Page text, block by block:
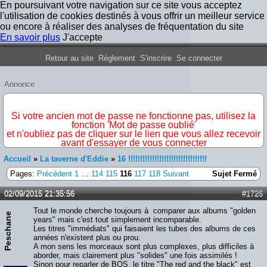
En poursuivant votre navigation sur ce site vous acceptez
l'utilisation de cookies destinés à vous offrir un meilleur service
ou encore à réaliser des analyses de fréquentation du site
En savoir plus J'accepte
Forum Iron Maiden France
Retour au site Règlement S'inscrire Se connecter
Annonce
Si votre ancien mot de passe ne fonctionne pas, utilisez la
fonction 'Mot de passe oublié'
et n'oubliez pas de cliquer sur le lien que vous allez recevoir
avant d'essayer de vous connecter
Accueil » La taverne d'Eddie » 16 !!!!!!!!!!!!!!!!!!!!!!!!!!!!!!!!!
Pages: Précédent 1 … 114 115 116 117 118 Suivant Sujet Fermé
#1726
02/09/2015 21:35:56
Peschane
Tout le monde cherche toujours à comparer aux albums "golden
years" mais c'est tout simplement incomparable.
Les titres "immédiats" qui faisaient les tubes des albums de ces
années n'existent plus ou prou.
A mon sens les morceaux sont plus complexes, plus difficiles à
aborder, mais clairement plus "solides" une fois assimilés !
Sinon pour reparler de BOS, le titre "The red and the black" est